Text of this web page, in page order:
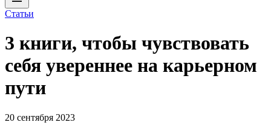
Статьи
3 книги, чтобы чувствовать
себя увереннее на карьерном
пути
20 сентября 2023